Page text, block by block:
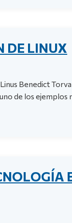
DE LINUX
Benedict
de los ejemplos